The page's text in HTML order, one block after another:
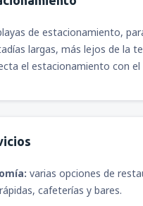
de estacionamiento,
largas, más lejos de la
el estacionamiento con el
varias opciones de
cafeterías y bares.